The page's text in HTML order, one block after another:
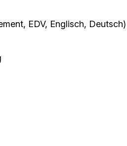
EDV, Englisch, Deutsch)